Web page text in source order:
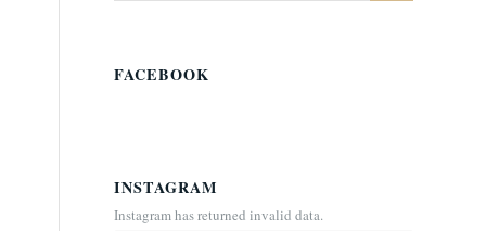
FACEBOOK
INSTAGRAM
Instagram has returned invalid data.